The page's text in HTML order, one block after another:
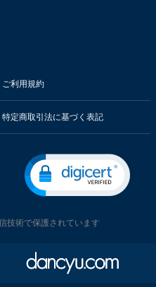
ご利用規約
特定商取引法に基づく表記
技術で保護されています